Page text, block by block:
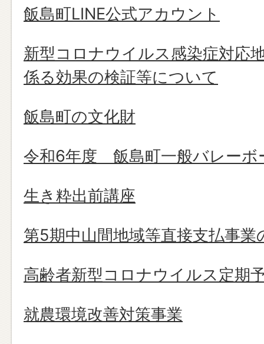
飯島町LINE公式アカウント
新型コロナウイルス感染症対応
係る効果の検証等について
飯島町の文化財
令和6年度 飯島町一般バレーボ
生き粋出前講座
第5期中山間地域等直接支払事業
高齢者新型コロナウイルス定期
就農環境改善対策事業